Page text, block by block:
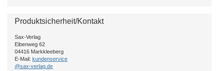
Produktsicherheit/Kontakt
Sax-Verlag
Eibenweg 62
04416 Markkleeberg
E-Mail: kundenservice
@sax-verlag.de